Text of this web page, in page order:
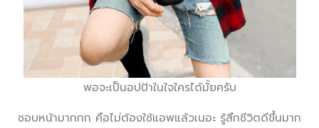
พอจะเป็นอปป้าในใจใครได้มั้ยครับ
ชอบหน้ามากกก คือไม่ต้องใช้แอพแล้วเนอะ รู้สึกชีวิตดีขึ้นมาก